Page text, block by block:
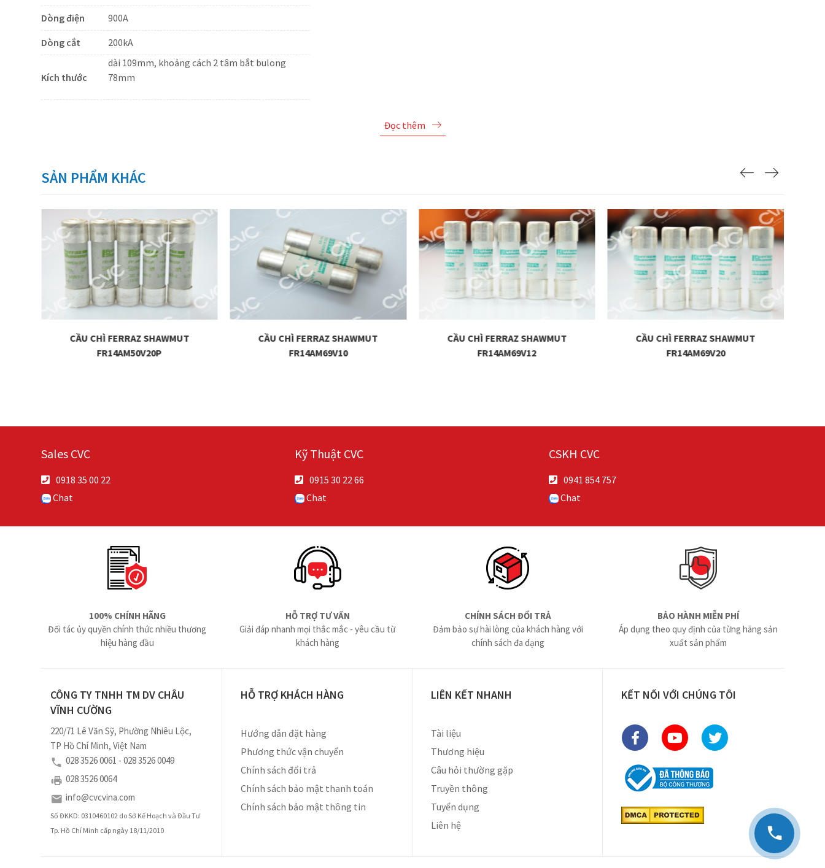
Dòng điện
900A
Dòng cắt
200kA
Kích thước
dài 109mm, khoảng cách 2 tâm bắt bulong
78mm
Đọc thêm
SẢN PHẨM KHÁC
CẦU CHÌ FERRAZ SHAWMUT
FR14AM50V20P
CẦU CHÌ FERRAZ SHAWMUT
FR14AM69V10
CẦU CHÌ FERRAZ SHAWMUT
FR14AM69V12
CẦU CHÌ FERRAZ SHAWMUT
FR14AM69V20
Sales CVC
0918 35 00 22
Chat
Kỹ Thuật CVC
0915 30 22 66
Chat
CSKH CVC
0941 854 757
Chat
100% CHÍNH HÃNG
Đối tác ủy quyền chính thức nhiều thương
hiệu hàng đầu
HỖ TRỢ TƯ VẤN
Giải đáp nhanh mọi thắc mắc - yêu cầu từ
khách hàng
CHÍNH SÁCH ĐỔI TRẢ
Đảm bảo sự hài lòng của khách hàng với
chính sách đa dạng
BẢO HÀNH MIỄN PHÍ
Áp dụng theo quy định của từng hãng sản
xuất sản phẩm
CÔNG TY TNHH TM DV CHÂU
VĨNH CƯỜNG
220/71 Lê Văn Sỹ, Phường Nhiêu Lộc,
TP Hồ Chí Minh, Việt Nam
028 3526 0061 - 028 3526 0049
028 3526 0064
info@cvcvina.com
Số ĐKKD: 0310460102 do Sở Kế Hoạch và Đầu Tư
Tp. Hồ Chí Minh cấp ngày 18/11/2010
HỖ TRỢ KHÁCH HÀNG
Hướng dẫn đặt hàng
Phương thức vận chuyển
Chính sách đổi trả
Chính sách bảo mật thanh toán
Chính sách bảo mật thông tin
LIÊN KẾT NHANH
Tài liệu
Thương hiệu
Câu hỏi thường gặp
Truyền thông
Tuyển dụng
Liên hệ
KẾT NỐI VỚI CHÚNG TÔI